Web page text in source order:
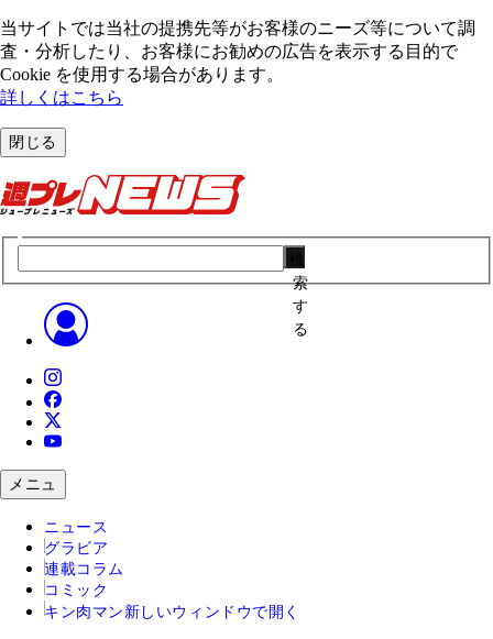
当サイトでは当社の提携先等がお客様のニーズ等について調
査・分析したり、お客様にお勧めの広告を表⽰する⽬的で
Cookie を使⽤する場合があります。
詳しくはこちら
閉じる
索
す
る
メニュ
ニュース
グラビア
連載コラム
コミック
キン肉マン 新しいウィンドウで開く